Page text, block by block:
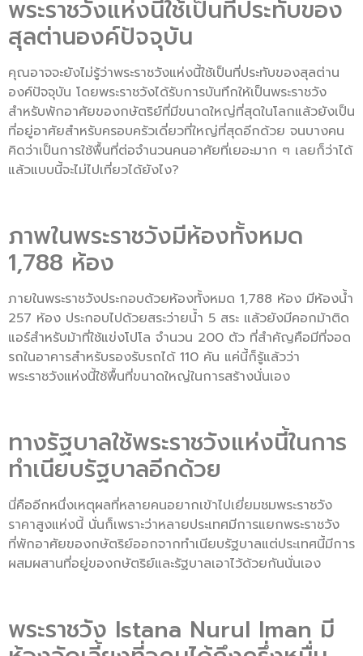
พระราชวังแห่งนี้ใช้เป็นที่ประทับของ
สุลต่านองค์ปัจจุบัน
คุณอาจจะยังไม่รู้ว่าพระราชวังแห่งนี้ใช้เป็นที่ประทับของสุลต่าน
องค์ปัจจุบัน โดยพระราชวังได้รับการบันทึกให้เป็นพระราชวัง
สำหรับพักอาศัยของกษัตริย์ที่มีขนาดใหญ่ที่สุดในโลกแล้วยังเป็น
ที่อยู่อาศัยสำหรับครอบครัวเดี่ยวที่ใหญ่ที่สุดอีกด้วย จนบางคน
คิดว่าเป็นการใช้พื้นที่ต่อจำนวนคนอาศัยที่เยอะมาก ๆ เลยก็ว่าได้
แล้วแบบนี้จะไม่ไปเที่ยวได้ยังไง?
ภาพในพระราชวังมีห้องทั้งหมด
1,788 ห้อง
ภายในพระราชวังประกอบด้วยห้องทั้งหมด 1,788 ห้อง มีห้องน้ำ
257 ห้อง ประกอบไปด้วยสระว่ายน้ำ 5 สระ แล้วยังมีคอกม้าติด
แอร์สำหรับม้าที่ใช้แข่งโปโล จำนวน 200 ตัว ที่สำคัญคือมีที่จอด
รถในอาคารสำหรับรองรับรถได้ 110 คัน แค่นี้ก็รู้แล้วว่า
พระราชวังแห่งนี้ใช้พื้นที่ขนาดใหญ่ในการสร้างนั่นเอง
ทางรัฐบาลใช้พระราชวังแห่งนี้ในการ
ทำเนียบรัฐบาลอีกด้วย
นี่คืออีกหนึ่งเหตุผลที่หลายคนอยากเข้าไปเยี่ยมชมพระราชวัง
ราคาสูงแห่งนี้ นั่นก็เพราะว่าหลายประเทศมีการแยกพระราชวัง
ที่พักอาศัยของกษัตริย์ออกจากทำเนียบรัฐบาลแต่ประเทศนี้มีการ
ผสมผสานที่อยู่ของกษัตริย์และรัฐบาลเอาไว้ด้วยกันนั่นเอง
พระราชวัง Istana Nurul Iman มี